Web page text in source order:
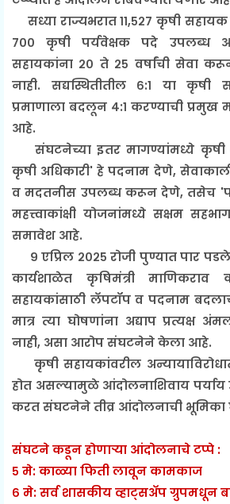
सध्या राज्यभरात ११,५२७ कृषी
७०० कृषी पर्यवेक्षक पदे
सहायकांना २० ते २५ वर्षांची सेवा
नाही. सद्यस्थितीतील ६:१ या कृषी
प्रमाणाला बदलून ४:१ करण्याची
आहे.
संघटनेच्या इतर मागण्यांमध्ये कृषी
कृषी अधिकारी' हे पदनाम देणे,
व मदतनीस उपलब्ध करून देणे, तसेच
महत्त्वाकांक्षी योजनांमध्ये सक्षम
समावेश आहे.
९ एप्रिल २०२५ रोजी पुण्यात पार
कार्यशाळेत कृषिमंत्री माणिकराव
सहायकांसाठी लॅपटॉप व पदनाम
मात्र त्या घोषणांना अद्याप प्रत्यक्ष
नाही, असा आरोप संघटनेने केला आहे.
कृषी सहायकांवरील
होत असल्यामुळे आंदोलनाशिवाय पर्याय
करत संघटनेने तीव्र आंदोलनाची
संघटने कडून होणाऱ्या आंदोलनाचे टप्पे :
५ मे: काळ्या फिती लावून कामकाज
६ मे: सर्व शासकीय व्हाट्सअ‍ॅप ग्रुपमधून